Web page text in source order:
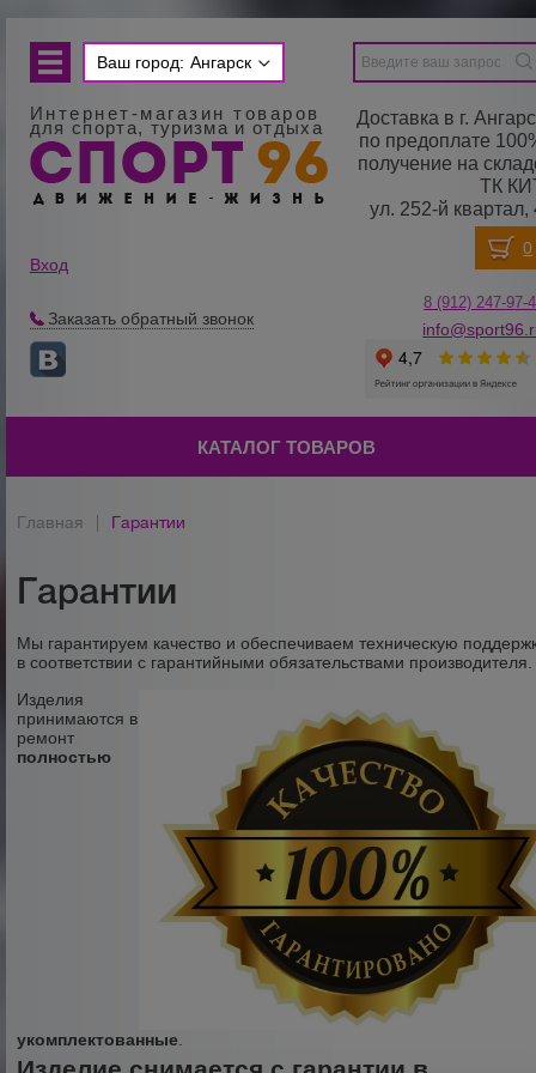
Ваш город: Ангарск
Интернет-магазин товаров
для спорта, туризма и отдыха
Доставка в г.
по предоплате
получение на
ТК
ул. 252-й квартал,
Вход
Заказать обратный звонок
8 (912) 247-97-
КАТАЛОГ ТОВАРОВ
Главная Гарантии
Гарантии
Мы гарантируем качество и обеспечиваем техническую
в соответствии с гарантийными обязательствами производителя.
Изделия
принимаются в
ремонт
полностью
укомплектованные